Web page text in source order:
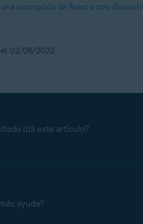
una suscripción de Avast a otro
02/06/2022
útil este artículo?
ayuda?